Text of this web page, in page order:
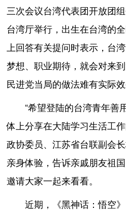
三次会议台湾代表团开放团
台湾厅举行，出生在台湾的
上回答有关提问时表示，台
梦想、职业期待，就会对来
民进党当局的做法难有实际效
“希望登陆的台湾青年善
体上分享在大陆学习生活工
政协委员、江苏省台联副会
亲身体验，告诉亲戚朋友祖
邀请大家一起来看看。
近期，《黑神话：悟空》